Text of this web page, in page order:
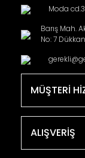
Moda
Barış Mah.
No: 7
MÜŞTERİ
ALIŞVERİŞ